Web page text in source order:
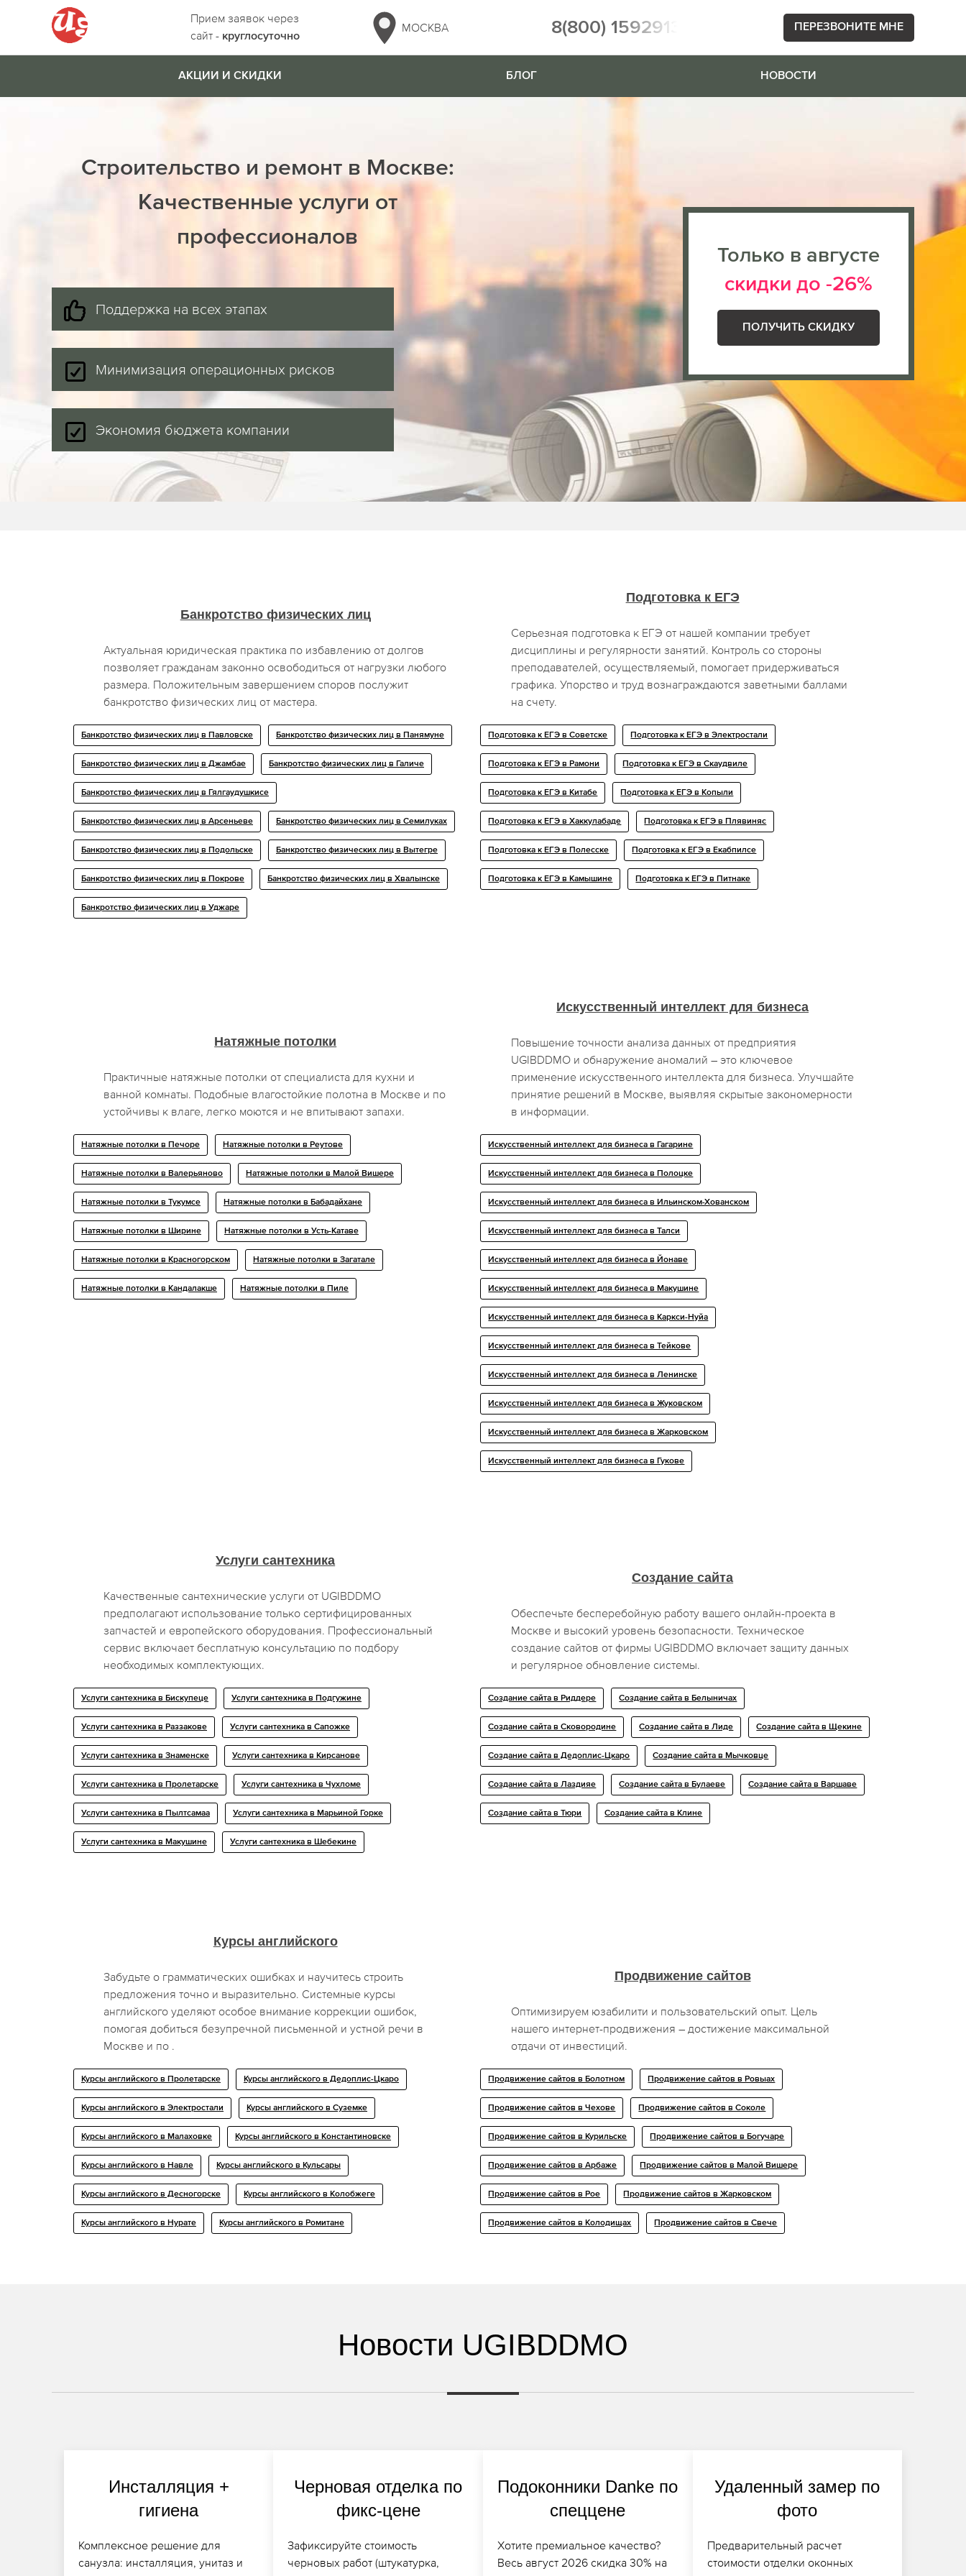
Прием заявок через
сайт - круглосуточно
МОСКВА 8(800) 1592913 ПЕРЕЗВОНИТЕ МНЕ
АКЦИИ И СКИДКИ БЛОГ НОВОСТИ
Строительство и ремонт в Москве:
Качественные услуги от
профессионалов
Поддержка на всех этапах
Минимизация операционных рисков
Экономия бюджета компании
Только в августе
скидки до -26%
ПОЛУЧИТЬ СКИДКУ
Банкротство физических лиц
Актуальная юридическая практика по избавлению от долгов
позволяет гражданам законно освободиться от нагрузки любого
размера. Положительным завершением споров послужит
банкротство физических лиц от мастера.
Банкротство физических лиц в Павловске Банкротство физических лиц в Панямуне
Банкротство физических лиц в Джамбае Банкротство физических лиц в Галиче
Банкротство физических лиц в Гялгаудушкисе
Банкротство физических лиц в Арсеньеве Банкротство физических лиц в Семилуках
Банкротство физических лиц в Подольске Банкротство физических лиц в Вытегре
Банкротство физических лиц в Покрове Банкротство физических лиц в Хвалынске
Банкротство физических лиц в Уджаре
Подготовка к ЕГЭ
Серьезная подготовка к ЕГЭ от нашей компании требует
дисциплины и регулярности занятий. Контроль со стороны
преподавателей, осуществляемый, помогает придерживаться
графика. Упорство и труд вознаграждаются заветными баллами
на счету.
Подготовка к ЕГЭ в Советске Подготовка к ЕГЭ в Электростали
Подготовка к ЕГЭ в Рамони Подготовка к ЕГЭ в Скаудвиле
Подготовка к ЕГЭ в Китабе Подготовка к ЕГЭ в Копыли
Подготовка к ЕГЭ в Хаккулабаде Подготовка к ЕГЭ в Плявиняс
Подготовка к ЕГЭ в Полесске Подготовка к ЕГЭ в Екабпилсе
Подготовка к ЕГЭ в Камышине Подготовка к ЕГЭ в Питнаке
Натяжные потолки
Практичные натяжные потолки от специалиста для кухни и
ванной комнаты. Подобные влагостойкие полотна в Москве и по
устойчивы к влаге, легко моются и не впитывают запахи.
Натяжные потолки в Печоре Натяжные потолки в Реутове
Натяжные потолки в Валерьяново Натяжные потолки в Малой Вишере
Натяжные потолки в Тукумсе Натяжные потолки в Бабадайхане
Натяжные потолки в Ширине Натяжные потолки в Усть-Катаве
Натяжные потолки в Красногорском Натяжные потолки в Загатале
Натяжные потолки в Кандалакше Натяжные потолки в Пиле
Искусственный интеллект для бизнеса
Повышение точности анализа данных от предприятия
UGIBDDMO и обнаружение аномалий – это ключевое
применение искусственного интеллекта для бизнеса. Улучшайте
принятие решений в Москве, выявляя скрытые закономерности
в информации.
Искусственный интеллект для бизнеса в Гагарине
Искусственный интеллект для бизнеса в Полоцке
Искусственный интеллект для бизнеса в Ильинском-Хованском
Искусственный интеллект для бизнеса в Талси
Искусственный интеллект для бизнеса в Йонаве
Искусственный интеллект для бизнеса в Макушине
Искусственный интеллект для бизнеса в Каркси-Нуйа
Искусственный интеллект для бизнеса в Тейкове
Искусственный интеллект для бизнеса в Ленинске
Искусственный интеллект для бизнеса в Жуковском
Искусственный интеллект для бизнеса в Жарковском
Искусственный интеллект для бизнеса в Гукове
Услуги сантехника
Качественные сантехнические услуги от UGIBDDMO
предполагают использование только сертифицированных
запчастей и европейского оборудования. Профессиональный
сервис включает бесплатную консультацию по подбору
необходимых комплектующих.
Услуги сантехника в Бискупеце Услуги сантехника в Подгужине
Услуги сантехника в Раззакове Услуги сантехника в Сапожке
Услуги сантехника в Знаменске Услуги сантехника в Кирсанове
Услуги сантехника в Пролетарске Услуги сантехника в Чухломе
Услуги сантехника в Пылтсамаа Услуги сантехника в Марьиной Горке
Услуги сантехника в Макушине Услуги сантехника в Шебекине
Создание сайта
Обеспечьте бесперебойную работу вашего онлайн-проекта в
Москве и высокий уровень безопасности. Техническое
создание сайтов от фирмы UGIBDDMO включает защиту данных
и регулярное обновление системы.
Создание сайта в Риддере Создание сайта в Белыничах
Создание сайта в Сковородине Создание сайта в Лиде Создание сайта в Щекине
Создание сайта в Дедоплис-Цкаро Создание сайта в Мычковце
Создание сайта в Лаздияе Создание сайта в Булаеве Создание сайта в Варшаве
Создание сайта в Тюри Создание сайта в Клине
Курсы английского
Забудьте о грамматических ошибках и научитесь строить
предложения точно и выразительно. Системные курсы
английского уделяют особое внимание коррекции ошибок,
помогая добиться безупречной письменной и устной речи в
Москве и по .
Курсы английского в Пролетарске Курсы английского в Дедоплис-Цкаро
Курсы английского в Электростали Курсы английского в Суземке
Курсы английского в Малаховке Курсы английского в Константиновске
Курсы английского в Навле Курсы английского в Кульсары
Курсы английского в Десногорске Курсы английского в Колобжеге
Курсы английского в Нурате Курсы английского в Ромитане
Продвижение сайтов
Оптимизируем юзабилити и пользовательский опыт. Цель
нашего интернет-продвижения – достижение максимальной
отдачи от инвестиций.
Продвижение сайтов в Болотном Продвижение сайтов в Ровыах
Продвижение сайтов в Чехове Продвижение сайтов в Соколе
Продвижение сайтов в Курильске Продвижение сайтов в Богучаре
Продвижение сайтов в Арбаже Продвижение сайтов в Малой Вишере
Продвижение сайтов в Рое Продвижение сайтов в Жарковском
Продвижение сайтов в Колодищах Продвижение сайтов в Свече
Новости UGIBDDMO
Инсталляция +
гигиена
Комплексное решение для
санузла: инсталляция, унитаз и
Черновая отделка по
фикс-цене
Зафиксируйте стоимость
черновых работ (штукатурка,
Подоконники Danke по
спеццене
Хотите премиальное качество?
Весь август 2026 скидка 30% на
Удаленный замер по
фото
Предварительный расчет
стоимости отделки оконных